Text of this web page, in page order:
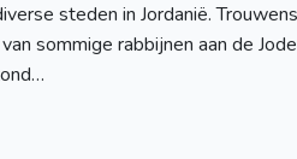
steden in Jordanië.
sommige rabbijnen aan de